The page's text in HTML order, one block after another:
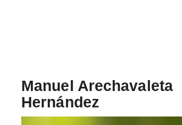
Manuel Arechavaleta
Hernández